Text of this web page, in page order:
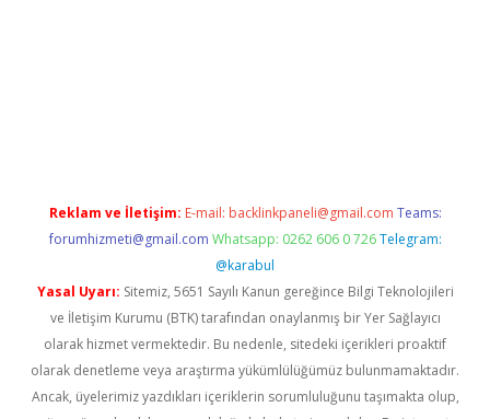
Reklam ve İletişim: E-mail: backlinkpaneli@gmail.com Teams:
forumhizmeti@gmail.com Whatsapp: 0262 606 0 726 Telegram:
@karabul
Yasal Uyarı: Sitemiz, 5651 Sayılı Kanun gereğince Bilgi Teknolojileri
ve İletişim Kurumu (BTK) tarafından onaylanmış bir Yer Sağlayıcı
olarak hizmet vermektedir. Bu nedenle, sitedeki içerikleri proaktif
olarak denetleme veya araştırma yükümlülüğümüz bulunmamaktadır.
Ancak, üyelerimiz yazdıkları içeriklerin sorumluluğunu taşımakta olup,